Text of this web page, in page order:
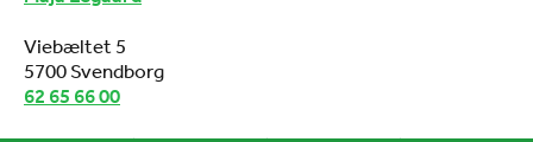
Viebæltet 5
5700 Svendborg
62 65 66 00